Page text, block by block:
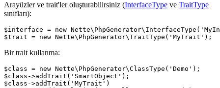
Arayüzler ve trait'ler oluşturabilirsiniz (InterfaceType ve TraitType
sınıfları):
$interface = new
Bir trait kullanma:
$class = new Nette\PhpGenerator\ClassType('Demo');
$class->addTrait('SmartObject');
$class->addTrait('MyTrait')